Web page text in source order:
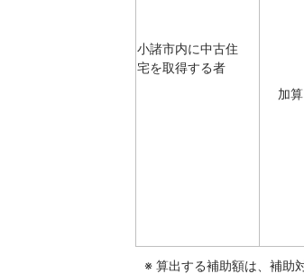
小諸市内に中古住
宅を取得する者
加算
※ 算出する補助額は、補助